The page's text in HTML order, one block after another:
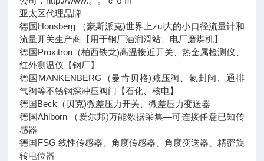
亚太区代理品牌
德国Honsberg （豪斯派克)世界上zui大的小口径流量计和
流量开关生产商【用于钢厂油润滑站、电厂磨煤机】
德国Proxitron（柏西铁龙)高温接近开关、热金属检测仪、
红外测温仪【钢厂】
德国MANKENBERG（曼肯贝格)减压阀、氮封阀、通排
气阀等不锈钢深冲压阀门【石化、核电】
德国Beck（贝克)微差压力开关、微差压力变送器
德国Ahlborn （爱尔邦)万能数据采集—可连接任意已知传
感器
德国FSG 线性传感器、角度传感器、角度变送器、精密旋
转电位器